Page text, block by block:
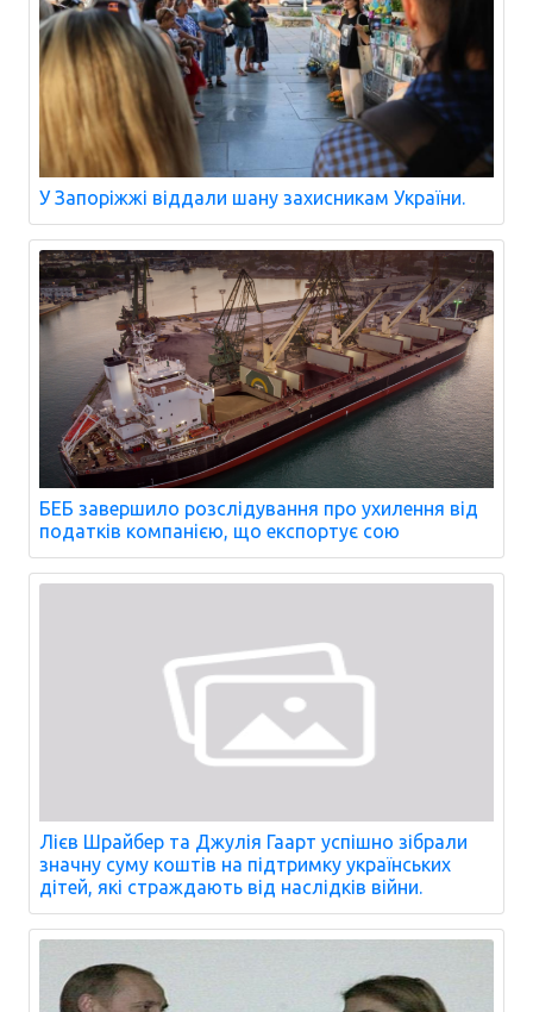
У Запоріжжі віддали шану захисникам України.
БЕБ завершило розслідування про ухилення від
податків компанією, що експортує сою
Лієв Шрайбер та Джулія Гаарт успішно зібрали
значну суму коштів на підтримку українських
дітей, які страждають від наслідків війни.